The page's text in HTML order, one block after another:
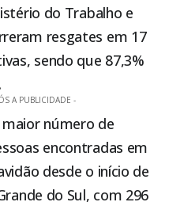
do Trabalho e
resgates em 17
sendo que 87,3%
A PUBLICIDADE -
número de
encontradas em
desde o início de
do Sul, com 296